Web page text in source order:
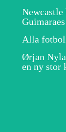
Alla
Ørjan
en ny stor